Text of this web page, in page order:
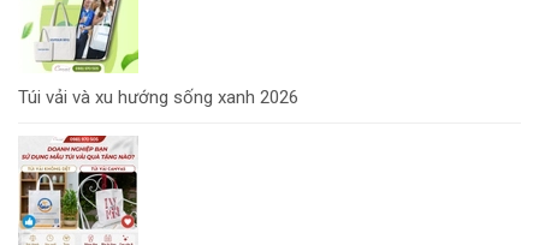
Túi vải và xu hướng sống xanh 2026